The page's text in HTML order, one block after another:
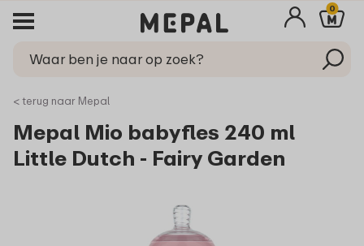
0
< terug naar Mepal
Mepal Mio babyfles 240 ml
Little Dutch - Fairy Garden